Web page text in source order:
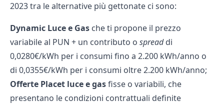
2023 tra le alternative più gettonate ci sono:
Dynamic Luce e Gas che ti propone il prezzo
variabile al PUN + un contributo o spreaddi
0,0280€/kWh per i consumi fino a 2.200 kWh/anno o
di 0,0355€/kWh per i consumi oltre 2.200 kWh/anno;
Offerte Placet luce e gasfisse o variabili, che
presentano le condizioni contrattuali definite